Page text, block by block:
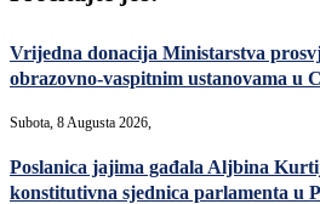
Vrijedna donacija Ministarstva
obrazovno-vaspitnim ustanovama u
Subota, 8 Augusta 2026,
Poslanica jajima gađala Aljbina
konstitutivna sjednica parlamenta u